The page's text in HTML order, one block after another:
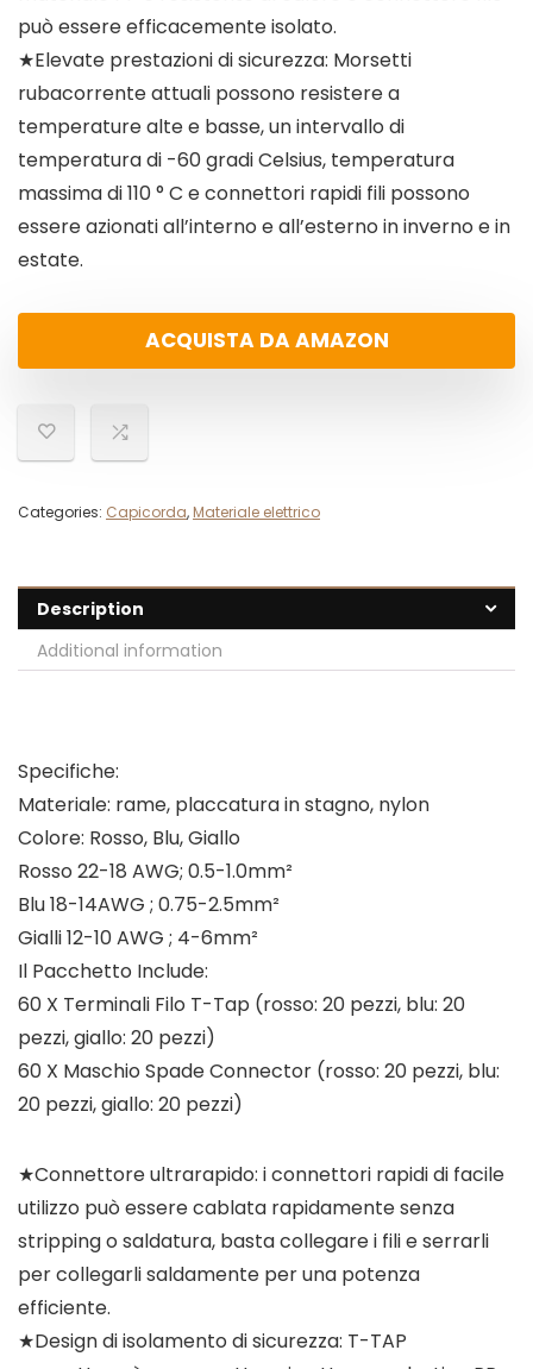
può essere efficacemente isolato.
★Elevate prestazioni di sicurezza: Morsetti
rubacorrente attuali possono resistere a
temperature alte e basse, un intervallo di
temperatura di -60 gradi Celsius, temperatura
massima di 110 ° C e connettori rapidi fili possono
essere azionati all’interno e all’esterno in inverno e in
estate.
ACQUISTA DA AMAZON
Categories: Capicorda, Materiale elettrico
Description
Additional information
Specifiche:
Materiale: rame, placcatura in stagno, nylon
Colore: Rosso, Blu, Giallo
Rosso 22-18 AWG; 0.5-1.0mm²
Blu 18-14AWG ; 0.75-2.5mm²
Gialli 12-10 AWG ; 4-6mm²
Il Pacchetto Include:
60 X Terminali Filo T-Tap (rosso: 20 pezzi, blu: 20
pezzi, giallo: 20 pezzi)
60 X Maschio Spade Connector (rosso: 20 pezzi, blu:
20 pezzi, giallo: 20 pezzi)
★Connettore ultrarapido: i connettori rapidi di facile
utilizzo può essere cablata rapidamente senza
stripping o saldatura, basta collegare i fili e serrarli
per collegarli saldamente per una potenza
efficiente.
★Design di isolamento di sicurezza: T-TAP